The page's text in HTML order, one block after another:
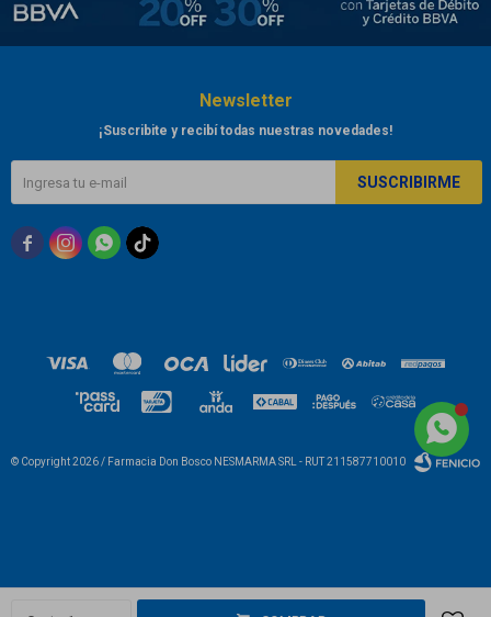
Newsletter
¡Suscribite y recibí todas nuestras novedades!
SUSCRIBIRME
  
© Copyright 2026 / Farmacia Don Bosco NESMARMA SRL - RUT 211587710010
Fenicio